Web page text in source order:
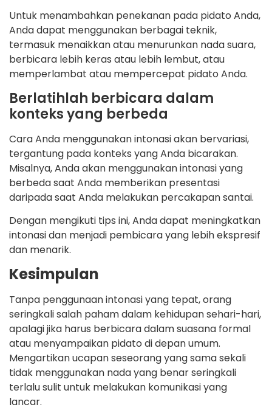
Untuk menambahkan penekanan pada pidato Anda,
Anda dapat menggunakan berbagai teknik,
termasuk menaikkan atau menurunkan nada suara,
berbicara lebih keras atau lebih lembut, atau
memperlambat atau mempercepat pidato Anda.
Berlatihlah berbicara dalam
konteks yang berbeda
Cara Anda menggunakan intonasi akan bervariasi,
tergantung pada konteks yang Anda bicarakan.
Misalnya, Anda akan menggunakan intonasi yang
berbeda saat Anda memberikan presentasi
daripada saat Anda melakukan percakapan santai.
Dengan mengikuti tips ini, Anda dapat meningkatkan
intonasi dan menjadi pembicara yang lebih ekspresif
dan menarik.
Kesimpulan
Tanpa penggunaan intonasi yang tepat, orang
seringkali salah paham dalam kehidupan sehari-hari,
apalagi jika harus berbicara dalam suasana formal
atau menyampaikan pidato di depan umum.
Mengartikan ucapan seseorang yang sama sekali
tidak menggunakan nada yang benar seringkali
terlalu sulit untuk melakukan komunikasi yang
lancar.